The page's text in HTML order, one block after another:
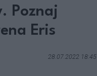
Poznaj
Eris
28.07.2022 18:45